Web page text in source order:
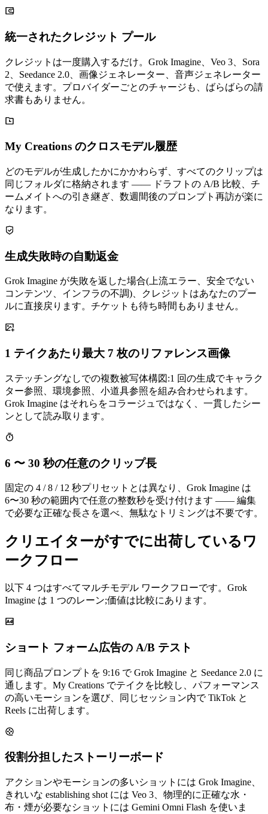
統一されたクレジット プール
クレジットは一度購入するだけ。Grok Imagine、Veo 3、Sora
2、Seedance 2.0、画像ジェネレーター、音声ジェネレーター
で使えます。プロバイダーごとのチャージも、ばらばらの請
求書もありません。
My Creations のクロスモデル履歴
どのモデルが生成したかにかかわらず、すべてのクリップは
同じフォルダに格納されます —— ドラフトの A/B 比較、チ
ームメイトへの引き継ぎ、数週間後のプロンプト再訪が楽に
なります。
生成失敗時の自動返金
Grok Imagine が失敗を返した場合(上流エラー、安全でない
コンテンツ、インフラの不調)、クレジットはあなたのプー
ルに直接戻ります。チケットも待ち時間もありません。
1 テイクあたり最大 7 枚のリファレンス画像
ステッチングなしでの複数被写体構図:1 回の生成でキャラク
ター参照、環境参照、小道具参照を組み合わせられます。
Grok Imagine はそれらをコラージュではなく、一貫したシー
ンとして読み取ります。
6 〜 30 秒の任意のクリップ長
固定の 4 / 8 / 12 秒プリセットとは異なり、Grok Imagine は
6〜30 秒の範囲内で任意の整数秒を受け付けます —— 編集
で必要な正確な長さを選べ、無駄なトリミングは不要です。
クリエイターがすでに出荷しているワ
ークフロー
以下 4 つはすべてマルチモデル ワークフローです。Grok
Imagine は 1 つのレーン;価値は比較にあります。
ショート フォーム広告の A/B テスト
同じ商品プロンプトを 9:16 で Grok Imagine と Seedance 2.0 に
通します。My Creations でテイクを比較し、パフォーマンス
の高いモーションを選び、同じセッション内で TikTok と
Reels に出荷します。
役割分担したストーリーボード
アクションやモーションの多いショットには Grok Imagine、
きれいな establishing shot には Veo 3、物理的に正確な水・
布・煙が必要なショットには Gemini Omni Flash を使いま